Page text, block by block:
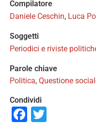
Compilatore
Daniele Ceschin, Luca
Soggetti
Periodici e riviste
Parole chiave
Politica, Questione
Condividi
Facebook